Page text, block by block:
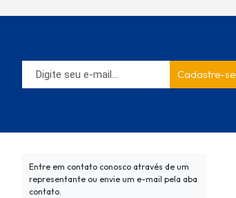
Cadastre-se
Entre em contato conosco através de um
representante ou envie um e-mail pela aba
contato.